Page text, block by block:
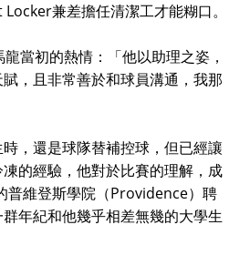
兼差擔任清潔工才能糊口。
當初的熱情：「他以助理之姿，
，且非常善於和球員溝通，我那
，還是球隊替補控球，但已經讓
的經驗，他對於比賽的理解，成
普維登斯學院（Providence）聘
年紀和他幾乎相差無幾的大學生